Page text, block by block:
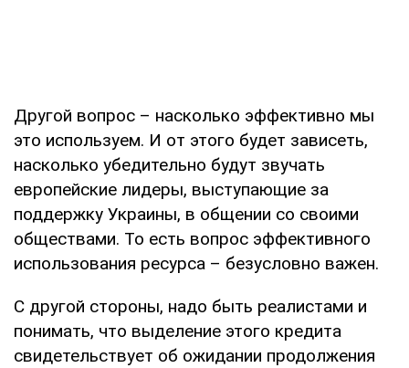
Другой вопрос – насколько эффективно мы
это используем. И от этого будет зависеть,
насколько убедительно будут звучать
европейские лидеры, выступающие за
поддержку Украины, в общении со своими
обществами. То есть вопрос эффективного
использования ресурса – безусловно важен.
С другой стороны, надо быть реалистами и
понимать, что выделение этого кредита
свидетельствует об ожидании продолжения